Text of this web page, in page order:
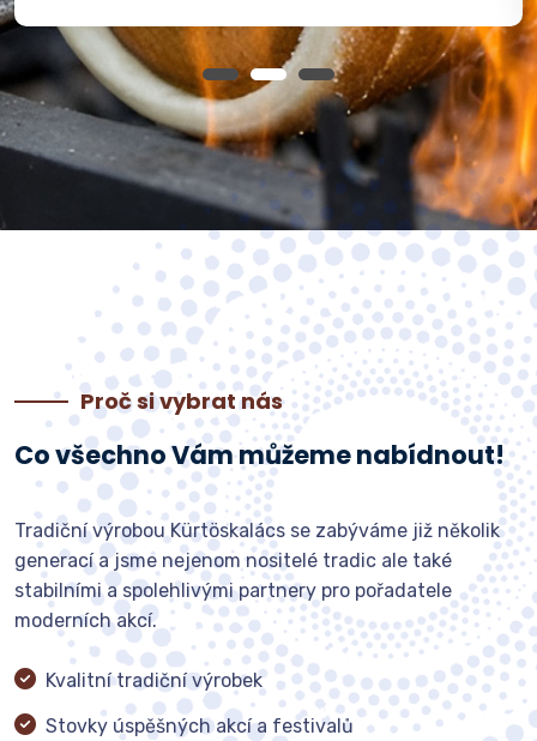
Proč si vybrat nás
Co všechno Vám můžeme nabídnout!
Tradiční výrobou Kürtöskalács se zabýváme již několik
generací a jsme nejenom nositelé tradic ale také
stabilními a spolehlivými partnery pro pořadatele
moderních akcí.
Kvalitní tradiční výrobek
Stovky úspěšných akcí a festivalů